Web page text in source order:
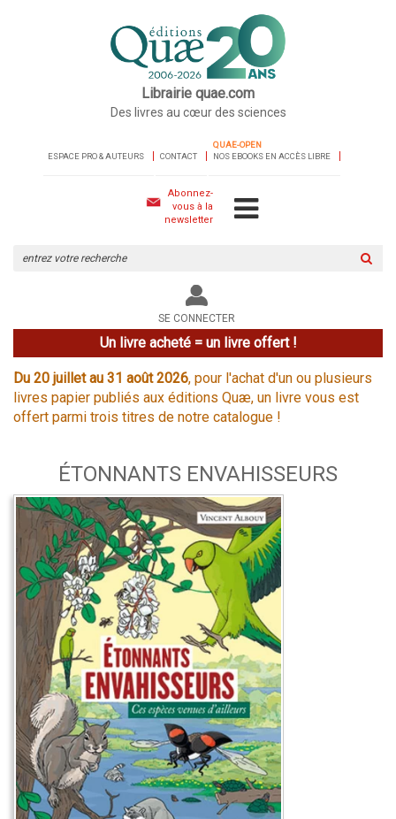
Librairie quae.com
Des livres au cœur des sciences
ESPACE PRO & AUTEURS CONTACT
QUAE-OPEN
NOS EBOOKS EN ACCÈS LIBRE
Abonnez-
vous à la
newsletter
le
site
SE CONNECTER
Un livre acheté = un livre offert !
Du 20 juillet au 31 août 2026, pour l'achat d'un ou plusieurs
livres papier publiés aux éditions Quæ, un livre vous est
offert parmi trois titres de notre catalogue !
ÉTONNANTS ENVAHISSEURS